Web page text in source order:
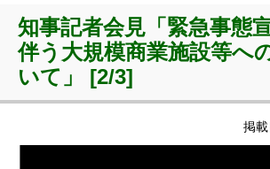
知事記者会見「緊急事態
伴う大規模商業施設等へ
いて」 [2/3]
掲載